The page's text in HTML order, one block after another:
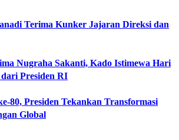
Terima Kunker Jajaran Direksi dan
Nugraha Sakanti, Kado Istimewa Hari
Presiden RI
80, Presiden Tekankan Transformasi
Global